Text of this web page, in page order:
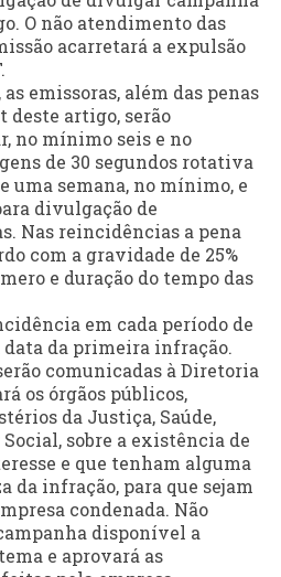
O não atendimento das
acarretará a expulsão
emissoras, além das penas
deste artigo, serão
no mínimo seis e no
de 30 segundos rotativa
uma semana, no mínimo, e
divulgação de
Nas reincidências a pena
com a gravidade de 25%
e duração do tempo das
em cada período de
data da primeira infração.
comunicadas à Diretoria
os órgãos públicos,
da Justiça, Saúde,
sobre a existência de
e que tenham alguma
da infração, para que sejam
condenada. Não
disponível a
e aprovará as